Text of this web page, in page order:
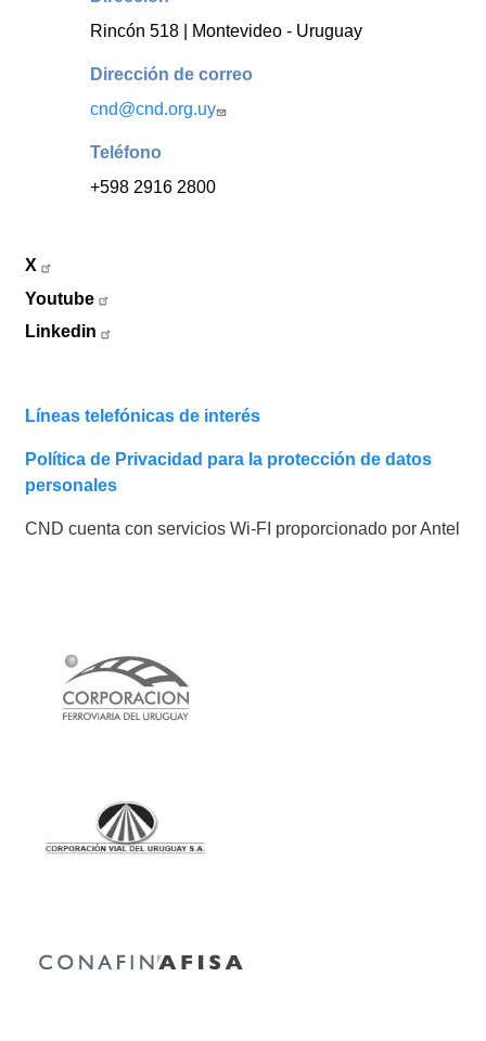
Rincón 518 | Montevideo - Uruguay
Dirección de correo
cnd@cnd.org.uy
Teléfono
+598 2916 2800
X
Youtube
Linkedin
Líneas telefónicas de interés
Política de Privacidad para la protección de datos
personales
CND cuenta con servicios Wi-FI proporcionado por Antel